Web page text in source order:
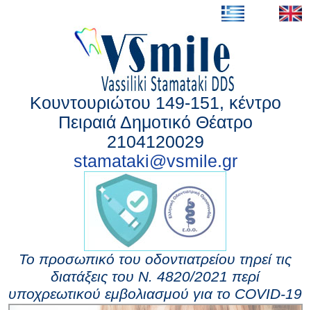
Κουντουριώτου 149-151, κέντρο
Πειραιά Δημοτικό Θέατρο
2104120029
stamataki@vsmile.gr
Το προσωπικό του οδοντιατρείου τηρεί τις
διατάξεις του Ν. 4820/2021 περί
υποχρεωτικού εμβολιασμού για το COVID-19